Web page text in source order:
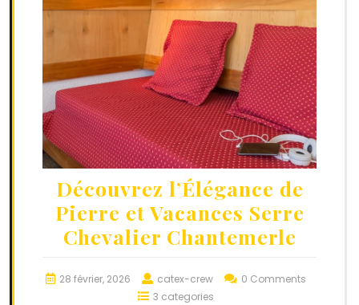
Découvrez l’Élégance de
Pierre et Vacances Serre
Chevalier Chantemerle
28 février, 2026 catex-crew
0 Comments
3 categories